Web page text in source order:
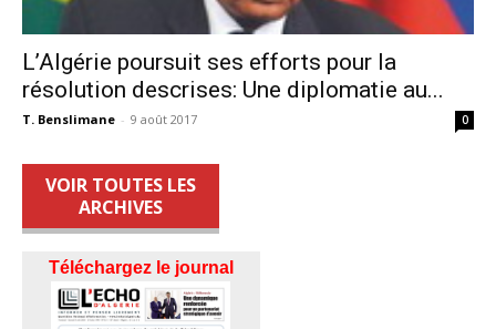
L’Algérie poursuit ses efforts pour la
résolution descrises: Une diplomatie au...
T. Benslimane - 9 août 2017 0
VOIR TOUTES LES
ARCHIVES